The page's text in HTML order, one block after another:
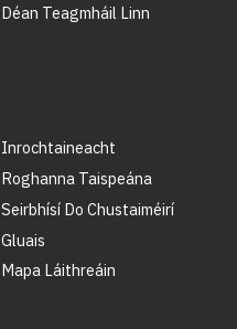
Déan Teagmháil Linn
Inrochtaineacht
Roghanna Taispeána
Seirbhísí Do Chustaiméirí
Gluais
Mapa Láithreáin